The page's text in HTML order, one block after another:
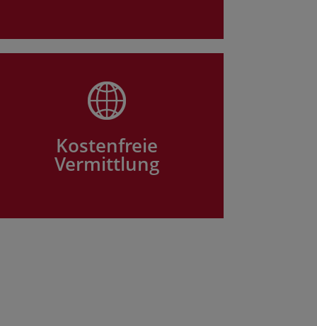
Kostenfreie
Vermittlung